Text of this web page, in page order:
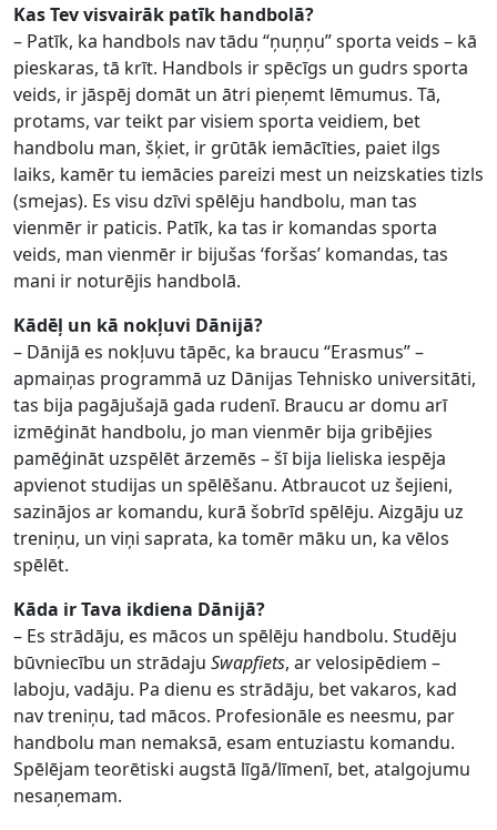
Kas Tev visvairāk patīk handbolā?
– Patīk, ka handbols nav tādu “ņuņņu” sporta veids – kā
pieskaras, tā krīt. Handbols ir spēcīgs un gudrs sporta
veids, ir jāspēj domāt un ātri pieņemt lēmumus. Tā,
protams, var teikt par visiem sporta veidiem, bet
handbolu man, šķiet, ir grūtāk iemācīties, paiet ilgs
laiks, kamēr tu iemācies pareizi mest un neizskaties tizls
(smejas). Es visu dzīvi spēlēju handbolu, man tas
vienmēr ir paticis. Patīk, ka tas ir komandas sporta
veids, man vienmēr ir bijušas ‘foršas’ komandas, tas
mani ir noturējis handbolā.
Kādēļ un kā nokļuvi Dānijā?
– Dānijā es nokļuvu tāpēc, ka braucu “Erasmus” –
apmaiņas programmā uz Dānijas Tehnisko universitāti,
tas bija pagājušajā gada rudenī. Braucu ar domu arī
izmēģināt handbolu, jo man vienmēr bija gribējies
pamēģināt uzspēlēt ārzemēs – šī bija lieliska iespēja
apvienot studijas un spēlēšanu. Atbraucot uz šejieni,
sazinājos ar komandu, kurā šobrīd spēlēju. Aizgāju uz
treniņu, un viņi saprata, ka tomēr māku un, ka vēlos
spēlēt.
Kāda ir Tava ikdiena Dānijā?
– Es strādāju, es mācos un spēlēju handbolu. Studēju
būvniecību un strādaju Swapfiets, ar velosipēdiem –
laboju, vadāju. Pa dienu es strādāju, bet vakaros, kad
nav treniņu, tad mācos. Profesionāle es neesmu, par
handbolu man nemaksā, esam entuziastu komandu.
Spēlējam teorētiski augstā līgā/līmenī, bet, atalgojumu
nesaņemam.